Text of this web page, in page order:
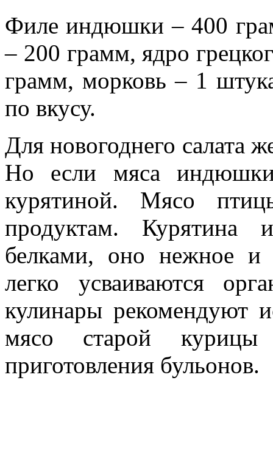
Филе индюшки – 400
– 200 грамм, ядро
грамм, морковь – 1
по вкусу.
Для новогоднего салата
Но если мяса
курятиной. Мясо
продуктам.
белками, оно нежное и
легко усваиваются
кулинары рекомендуют
мясо старой курицы
приготовления бульонов.